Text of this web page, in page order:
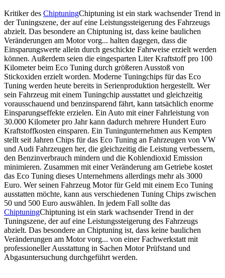
Kritiker des ChiptuningChiptuning ist ein stark wachsender Trend in
der Tuningszene, der auf eine Leistungssteigerung des Fahrzeugs
abzielt. Das besondere an Chiptuning ist, dass keine baulichen
Veränderungen am Motor vorg... halten dagegen, dass die
Einsparungswerte allein durch geschickte Fahrweise erzielt werden
können. Außerdem seien die eingesparten Liter Kraftstoff pro 100
Kilometer beim Eco Tuning durch größeren Ausstoß von
Stickoxiden erzielt worden. Moderne Tuningchips für das Eco
Tuning werden heute bereits in Serienproduktion hergestellt. Wer
sein Fahrzeug mit einem Tuningchip ausstattet und gleichzeitig
vorausschauend und benzinsparend fährt, kann tatsächlich enorme
Einsparungseffekte erzielen. Ein Auto mit einer Fahrleistung von
30.000 Kilometer pro Jahr kann dadurch mehrere Hundert Euro
Kraftstoffkosten einsparen. Ein Tuningunternehmen aus Kempten
stellt seit Jahren Chips für das Eco Tuning an Fahrzeugen von VW
und Audi Fahrzeugen her, die gleichzeitig die Leistung verbessern,
den Benzinverbrauch mindern und die Kohlendioxid Emission
minimieren. Zusammen mit einer Veränderung am Getriebe kostet
das Eco Tuning dieses Unternehmens allerdings mehr als 3000
Euro. Wer seinen Fahrzeug Motor für Geld mit einem Eco Tuning
ausstatten möchte, kann aus verschiedenen Tuning Chips zwischen
50 und 500 Euro auswählen. In jedem Fall sollte das
ChiptuningChiptuning ist ein stark wachsender Trend in der
Tuningszene, der auf eine Leistungssteigerung des Fahrzeugs
abzielt. Das besondere an Chiptuning ist, dass keine baulichen
Veränderungen am Motor vorg... von einer Fachwerkstatt mit
professioneller Ausstattung in Sachen Motor Prüfstand und
Abgasuntersuchung durchgeführt werden.